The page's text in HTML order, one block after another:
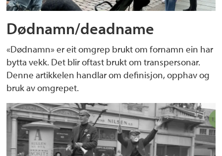
Dødnamn/deadname
«Dødnamn» er eit omgrep brukt om fornamn ein har
bytta vekk. Det blir oftast brukt om transpersonar.
Denne artikkelen handlar om definisjon, opphav og
bruk av omgrepet.